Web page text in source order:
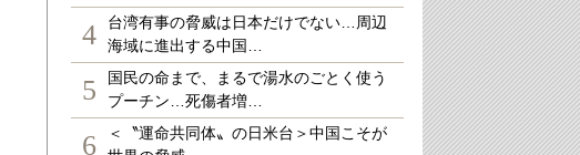
4
台湾有事の脅威は日本だけでない…周辺
海域に進出する中国…
5
国民の命まで、まるで湯水のごとく使う
プーチン…死傷者増…
6
＜〝運命共同体〟の日米台＞中国こそが